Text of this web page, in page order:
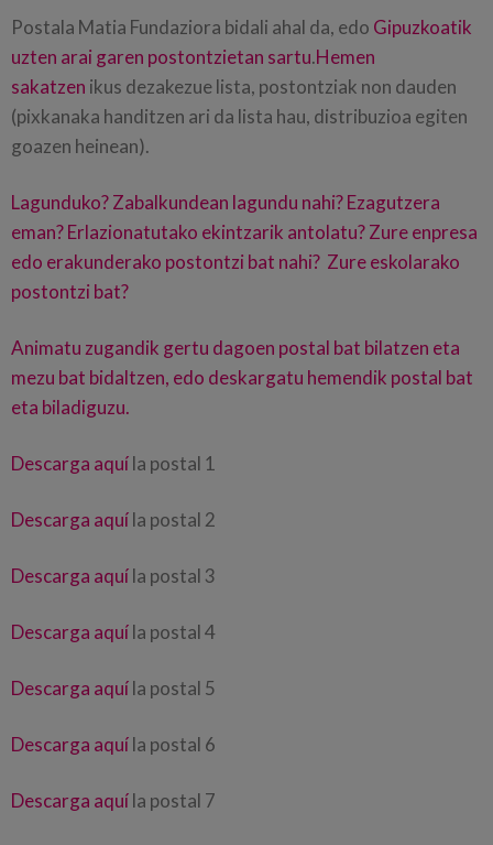
Postala Matia Fundaziora bidali ahal da, edo Gipuzkoatik
uzten arai garen postontzietan sartu.Hemen
sakatzen ikus dezakezue lista, postontziak non dauden
(pixkanaka handitzen ari da lista hau, distribuzioa egiten
goazen heinean).
Lagunduko? Zabalkundean lagundu nahi? Ezagutzera
eman? Erlazionatutako ekintzarik antolatu? Zure enpresa
edo erakunderako postontzi bat nahi? Zure eskolarako
postontzi bat?
Animatu zugandik gertu dagoen postal bat bilatzen eta
mezu bat bidaltzen, edo deskargatu hemendik postal bat
eta biladiguzu.
Descarga aquíla postal 1
Descarga aquíla postal 2
Descarga aquíla postal 3
Descarga aquíla postal 4
Descarga aquíla postal 5
Descarga aquíla postal 6
Descarga aquíla postal 7